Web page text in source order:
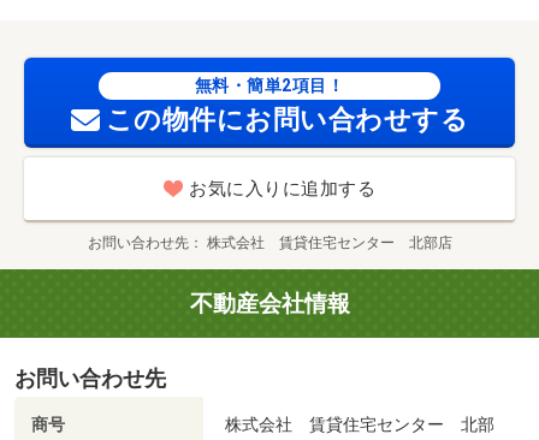
備考：空有 ５，５００円/仲介手数料 89650円
無料・簡単2項目！
この物件にお問い合わせする
お気に入りに追加する
お問い合わせ先 株式会社 賃貸住宅センター 北部店
不動産会社情報
お問い合わせ先
商号
株式会社 賃貸住宅センター 北部